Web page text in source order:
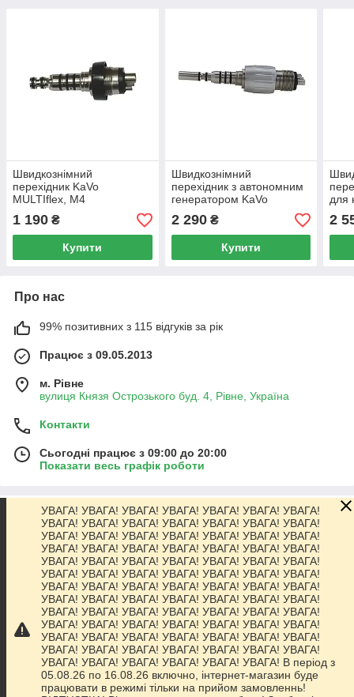
Швидкознімний
перехідник KaVo
MULTIflex, М4
1 190 ₴
Купити
Швидкознімний
перехідник з автономним
генератором KaVo
MULTIflex з LED
підсвічуванням, М4
2 290₴
Купити
для
2
Про нас
99% позитивних з 115 відгуків за рік
Працює з 09.05.2013
м. Рівне
вулиця Князя Острозького буд. 4, Рівне, Україна
Контакти
Сьогодні працює з 09:00 до 20:00
Показати весь графік роботи
Про нас
Контакти
Доставка та оплата
Графік роботи
Повна версія сайту
УВАГА! УВАГА! УВАГА! УВАГА! УВАГА! УВАГА! УВАГА!
УВАГА! УВАГА! УВАГА! УВАГА! УВАГА! УВАГА! УВАГА!
УВАГА! УВАГА! УВАГА! УВАГА! УВАГА! УВАГА! УВАГА!
УВАГА! УВАГА! УВАГА! УВАГА! УВАГА! УВАГА! УВАГА!
УВАГА! УВАГА! УВАГА! УВАГА! УВАГА! УВАГА! УВАГА!
УВАГА! УВАГА! УВАГА! УВАГА! УВАГА! УВАГА! УВАГА!
УВАГА! УВАГА! УВАГА! УВАГА! УВАГА! УВАГА! УВАГА!
УВАГА! УВАГА! УВАГА! УВАГА! УВАГА! УВАГА! УВАГА!
УВАГА! УВАГА! УВАГА! УВАГА! УВАГА! УВАГА! УВАГА!
УВАГА! УВАГА! УВАГА! УВАГА! УВАГА! УВАГА! УВАГА!
УВАГА! УВАГА! УВАГА! УВАГА! УВАГА! УВАГА! УВАГА!
УВАГА! УВАГА! УВАГА! УВАГА! УВАГА! УВАГА! УВАГА!
УВАГА! УВАГА! УВАГА! УВАГА! УВАГА! УВАГА! В період з
05.08.26 по 16.08.26 включно, інтернет-магазин буде
працювати в режимі тільки на прийом замовленнь!